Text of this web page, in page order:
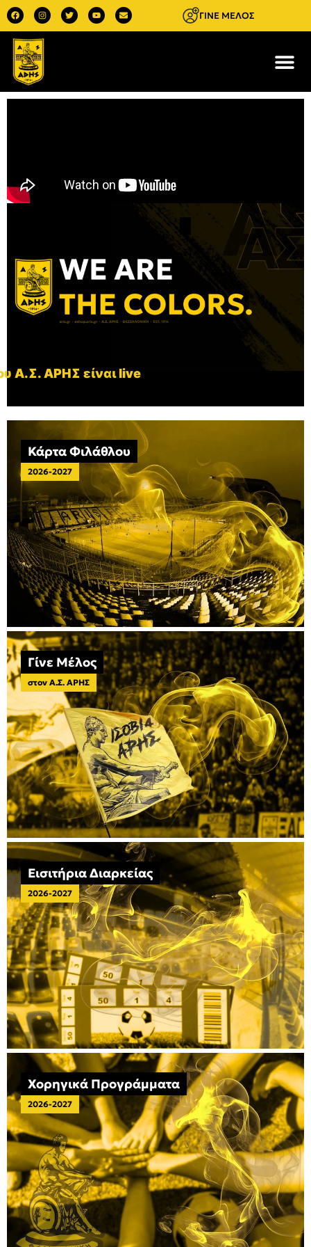
ΓΙΝΕ ΜΕΛΟΣ
Α.Σ. ΑΡΗΣ είναι live
Κάρτα Φιλάθλου
2026-2027
Γίνε Μέλος
στον Α.Σ. ΑΡΗΣ
Εισιτήρια Διαρκείας
2026-2027
Χορηγικά Προγράμματα
2026-2027